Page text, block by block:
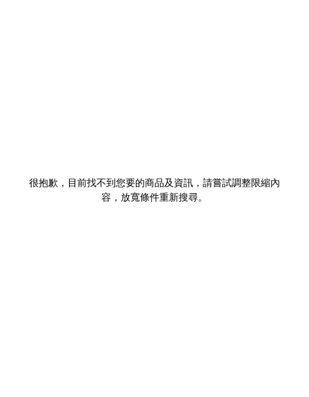
很抱歉，目前找不到您要的商品及資訊，請嘗試調整限縮內
容，放寬條件重新搜尋。